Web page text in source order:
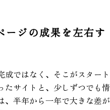
ージの成果を左右す
ではなく、そこがスタート
たサイトと、少しずつでも情
、半年から一年で大きな差が